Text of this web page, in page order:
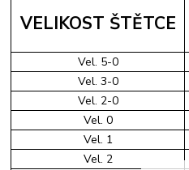
VELIKOST ŠTĚTCE
Vel. 5-0
Vel. 3-0
Vel. 2-0
Vel. 0
Vel. 1
Vel. 2